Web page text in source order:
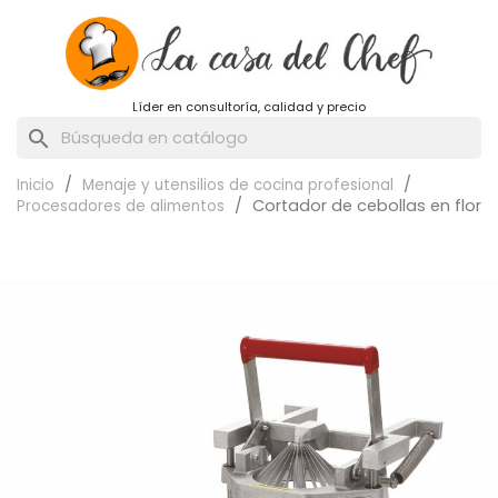
Líder en consultoría, calidad y precio
search
Inicio
Menaje y utensilios de cocina profesional
Procesadores de alimentos
Cortador de cebollas en flor